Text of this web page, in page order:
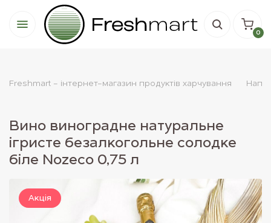
0
Freshmart - інтернет-магазин продуктів харчування Напої
Вино виноградне натуральне
ігристе безалкогольне солодке
біле Nozeco 0,75 л
Акцiя